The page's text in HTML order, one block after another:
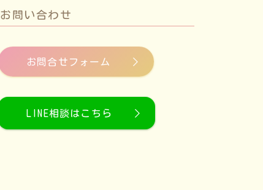
お問い合わせ
お問合せフォーム
LINE相談はこちら